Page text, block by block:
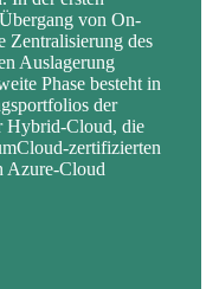
von On-
Zentralisierung des
Auslagerung
Phase besteht in
der
Hybrid-Cloud, die
zertifizierten
Azure-Cloud
für
öffentliche
und Wissen zum
Rahmen seines
hat sich das
und die Sicherheit
Gruppe ab 2015 auf
die komplette
durchzuführen.
derApave-Gruppe
zu kontrollieren -
Anzahl ihrer
wieder auf